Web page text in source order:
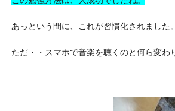
あっという間に、これが習慣化されました。
ただ・・スマホで音楽を聴くのと何ら変わ